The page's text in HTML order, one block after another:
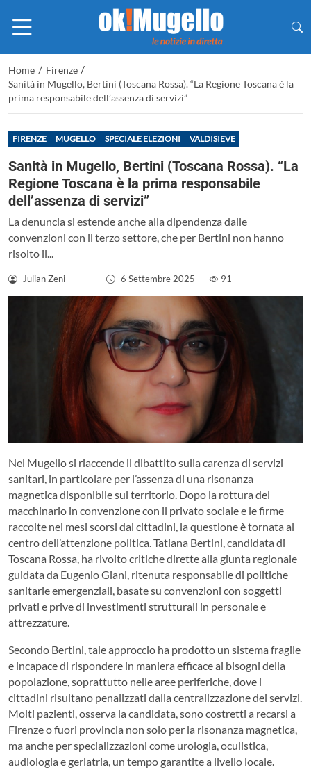
Home / Firenze /
Sanità in Mugello, Bertini (Toscana Rossa). “La Regione Toscana è la
prima responsabile dell’assenza di servizi”
FIRENZE MUGELLO SPECIALE ELEZIONI VALDISIEVE
Sanità in Mugello, Bertini (Toscana Rossa). “La
Regione Toscana è la prima responsabile
dell’assenza di servizi”
La denuncia si estende anche alla dipendenza dalle
convenzioni con il terzo settore, che per Bertini non hanno
risolto il...
Julian Zeni - 6 Settembre 2025 - 91
Nel Mugello si riaccende il dibattito sulla carenza di servizi
sanitari, in particolare per l’assenza di una risonanza
magnetica disponibile sul territorio. Dopo la rottura del
macchinario in convenzione con il privato sociale e le firme
raccolte nei mesi scorsi dai cittadini, la questione è tornata al
centro dell’attenzione politica. Tatiana Bertini, candidata di
Toscana Rossa, ha rivolto critiche dirette alla giunta regionale
guidata da Eugenio Giani, ritenuta responsabile di politiche
sanitarie emergenziali, basate su convenzioni con soggetti
privati e prive di investimenti strutturali in personale e
attrezzature.
Secondo Bertini, tale approccio ha prodotto un sistema fragile
e incapace di rispondere in maniera efficace ai bisogni della
popolazione, soprattutto nelle aree periferiche, dove i
cittadini risultano penalizzati dalla centralizzazione dei servizi.
Molti pazienti, osserva la candidata, sono costretti a recarsi a
Firenze o fuori provincia non solo per la risonanza magnetica,
ma anche per specializzazioni come urologia, oculistica,
audiologia e geriatria, un tempo garantite a livello locale.